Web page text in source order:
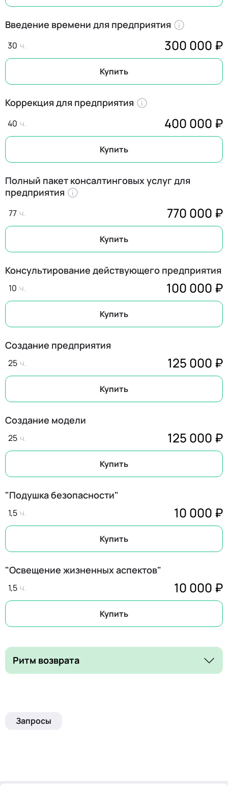
Введение времени для предприятия
30 300 000 ₽
Купить
Коррекция для предприятия
40 400 000 ₽
Купить
Полный пакет консалтинговых услуг для
предприятия
77 770 000 ₽
Купить
Консультирование действующего предприятия
10 100 000 ₽
Купить
Создание предприятия
25 125 000 ₽
Купить
Создание модели
25 125 000 ₽
Купить
"Подушка безопасности"
1,5 10 000 ₽
Купить
"Освещение жизненных аспектов"
1,5 10 000 ₽
Купить
Ритм возврата
Запросы